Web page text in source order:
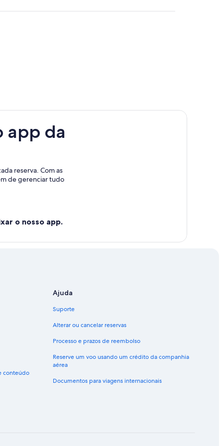
app da
reserva. Com as
de gerenciar tudo
o nosso app.
conteúdo
Ajuda
Suporte
Alterar ou cancelar reservas
Processo e prazos de reembolso
Reserve um voo usando um crédito da companhia
aérea
Documentos para viagens internacionais